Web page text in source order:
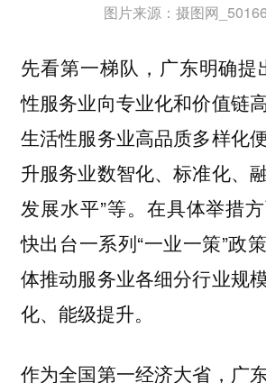
图片来源：摄图网
先看第一梯队，广东明确提
性服务业向专业化和价值链
生活性服务业高品质多样化
升服务业数智化、标准化、
发展水平”等。在具体举措
快出台一系列“一业一策”政
体推动服务业各细分行业规
化、能级提升。
作为全国第一经济大省，广